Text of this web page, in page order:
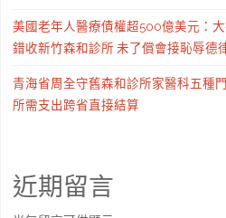
美國老年人醫療債權超500億美元：
錯收新竹森和診所 未了償會接恥辱德
青海省周全守舊森和診所家醫科五種
所需支出跨省直接結算
近期留言